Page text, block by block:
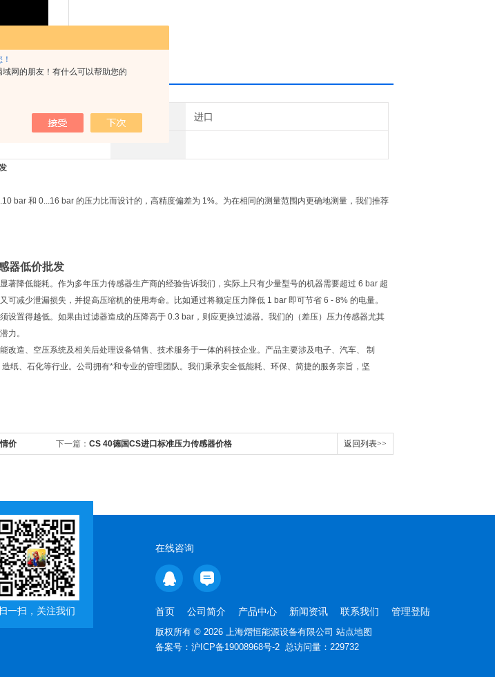
域网的朋友！有什么可以帮助您的
询价
产地类别 进口
bar 和 0...16 bar 的压力比而设计的，高精度偏差为 1%。为在相同的测量范围内更确地测量，我们推荐
器低价批发
著降低能耗。作为多年压力传感器生产商的经验告诉我们，实际上只有少量型号的机器需要超过 6 bar 超
可减少泄漏损失，并提高压缩机的使用寿命。比如通过将额定压力降低 1 bar 即可节省 6 - 8% 的电量。
设置得越低。如果由过滤器造成的压降高于 0.3 bar，则应更换过滤器。我们的（差压）压力传感器尤其
力。
改造、空压系统及相关后处理设备销售、技术服务于一体的科技企业。产品主要涉及电子、汽车、 制
纸、石化等行业。公司拥有*和专业的管理团队。我们秉承安全低能耗、环保、简捷的服务宗旨，坚
价 下一篇： CS 40德国CS进口标准压力传感器价格 返回列表>>
一扫，关注我们
在线咨询
首页 公司简介 产品中心 新闻资讯 联系我们 管理登陆
版权所有 © 2026 上海熠恒能源设备有限公司 站点地图
备案号： 沪ICP备19008968号-2 总访问量：229732